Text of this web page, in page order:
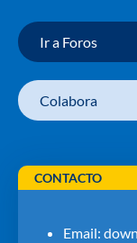
Ir a Foros
Colabora
CONTACTO
Email: